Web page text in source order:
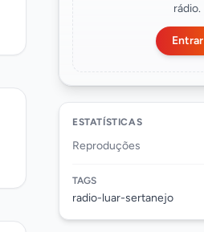
rádio.
Entrar
ESTATÍSTICAS
Reproduções
TAGS
radio-luar-sertanejo